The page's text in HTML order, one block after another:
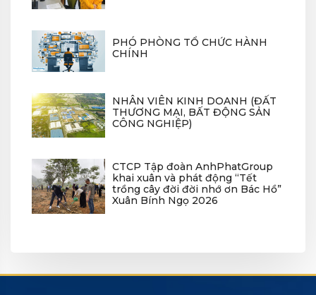
PHÓ PHÒNG TỔ CHỨC HÀNH
CHÍNH
NHÂN VIÊN KINH DOANH (ĐẤT
THƯƠNG MẠI, BẤT ĐỘNG SẢN
CÔNG NGHIỆP)
CTCP Tập đoàn AnhPhatGroup
khai xuân và phát động “Tết
trồng cây đời đời nhớ ơn Bác Hồ”
Xuân Bính Ngọ 2026